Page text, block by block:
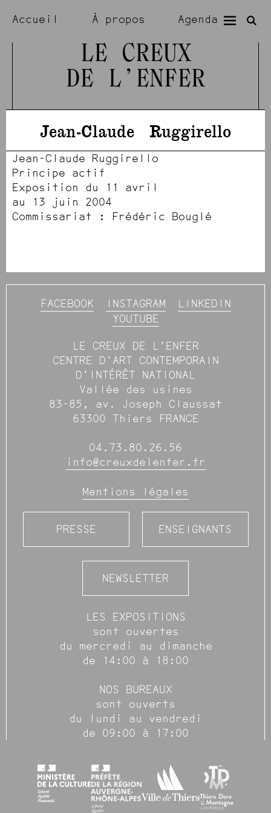
Accueil À propos Agenda
Expositions Résidences
Artistes
LE CREUX
DE L’ENFER
Jean-Claude Ruggirello
Jean-Claude Ruggirello
Principe actif
Exposition du 11 avril
au 13 juin 2004
Commissariat : Frédéric Bouglé
FACEBOOK INSTAGRAM
LINKEDIN
YOUTUBE
LE CREUX DE L’ENFER
CENTRE D’ART CONTEMPORAIN
D’INTÉRÊT NATIONAL
Vallée des usines
83-85, av. Joseph Claussat
63300 Thiers FRANCE
04.73.80.26.56
info@creuxdelenfer.fr
Mentions légales
PRESSE ENSEIGNANTS
NEWSLETTER
LES EXPOSITIONS
sont ouvertes
du mercredi au dimanche
de 14:00 à 18:00
NOS BUREAUX
sont ouverts
du lundi au vendredi
de 09:00 à 17:00